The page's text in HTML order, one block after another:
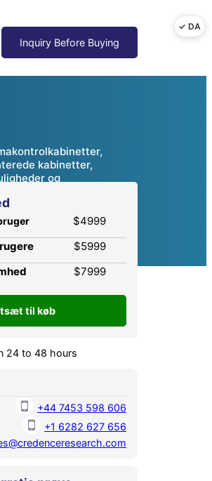
kabinetter,
og
$4999
$5999
$7999
24 to 48 hours
+44 7453 598 606
+1 6282 627 656